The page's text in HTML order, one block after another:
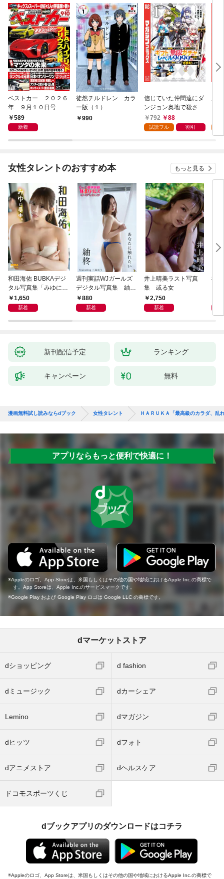
ベストカー ２０２６
年 ９月１０日号
589
新着
徒然チルドレン カラ
ー版（１）
990
信じていた仲間達にダ
ンジョン奥地で殺され
かけたがギフト『無限
ガチャ』でレベル９９
『ざまぁ！』します！
792 88
試読フル 割引
女性タレントのおすすめ本 もっと見る
和田海佑 BUBKAデジ
タル写真集「みゆに夢
中。」
1,650
新着
週刊実話WJガールズ
デジタル写真集 紬柊
「あなたに触れたい」
featuring 三島ゆう
880
新着
井上晴美ラスト写真
集 或る女
2,750
新着
福
集
新刊配信予定 ランキング
キャンペーン 無料
漫画無料試し読みならdブック 女性タレント ＨＡＲＵＫＡ「最高級のカラダ、
アプリならもっと便利で快適に！
Appleのロゴ、App Storeは、米国もしくはその他の国や地域におけるApple Inc.の商標で
す。App Storeは、Apple Inc.のサービスマークです。
Google Play および Google Play ロゴは Google LLC の商標です。
dマーケットストア
dショッピング d fashion
dミュージック dカーシェア
Lemino dマガジン
dヒッツ dフォト
dアニメストア dヘルスケア
ドコモスポーツくじ
dブックアプリのダウンロードはコチラ
Appleのロゴ、App Storeは、米国もしくはその他の国や地域におけるApple Inc.の商標で